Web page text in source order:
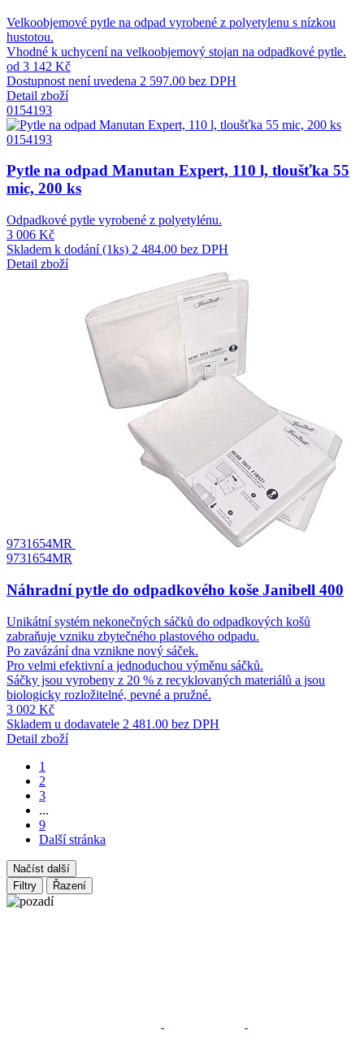
Velkoobjemové pytle na odpad vyrobené z polyetylenu s nízkou
hustotou.
Vhodné k uchycení na velkoobjemový stojan na odpadkové pytle.
od 3 142 Kč
Dostupnost není uvedena 2 597.00 bez DPH
Detail zboží
0154193
0154193
Pytle na odpad Manutan Expert, 110 l, tloušťka 55
mic, 200 ks
Odpadkové pytle vyrobené z polyetylénu.
3 006 Kč
Skladem k dodání (1ks) 2 484.00 bez DPH
Detail zboží
9731654MR
9731654MR
Náhradní pytle do odpadkového koše Janibell 400
Unikátní systém nekonečných sáčků do odpadkových košů
zabraňuje vzniku zbytečného plastového odpadu.
Po zavázání dna vznikne nový sáček.
Pro velmi efektivní a jednoduchou výměnu sáčků.
Sáčky jsou vyrobeny z 20 % z recyklovaných materiálů a jsou
biologicky rozložitelné, pevné a pružné.
3 002 Kč
Skladem u dodavatele 2 481.00 bez DPH
Detail zboží
1
2
3
...
9
Další stránka
Načíst další
Filtry
Řazení